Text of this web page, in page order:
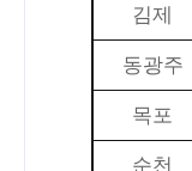
김제
동광주
목포
순천